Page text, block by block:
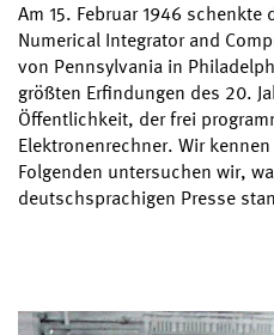
Am 15. Februar 1946 schenkte
Numerical Integrator and
von Pennsylvania in
größten Erfindungen des 20.
Öffentlichkeit, der frei
Elektronenrechner. Wir
Folgenden untersuchen wir,
deutschsprachigen Presse